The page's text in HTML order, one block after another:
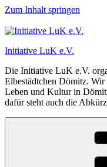
Zum Inhalt springen
Initiative LuK e.V.
Die Initiative LuK e.V.
Elbestädtchen Dömitz. Wir
Leben und Kultur in
dafür steht auch die